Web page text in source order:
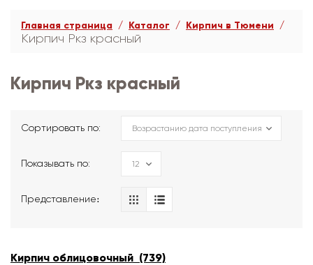
Главная страница Каталог Кирпич в Тюмени
Кирпич Ркз красный
Кирпич Ркз красный
Сортировать по:
Показывать по:
Представление։
Кирпич облицовочный (739)